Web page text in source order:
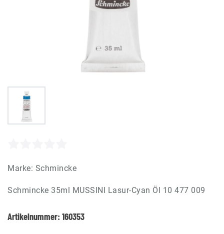
Marke: Schmincke
Schmincke 35ml MUSSINI Lasur-Cyan Öl 10 477 009
Artikelnummer: 160353